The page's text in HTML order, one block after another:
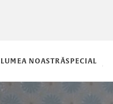
LUMEA NOASTRĂSPECIAL